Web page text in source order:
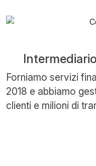
Forniamo servizi
2018 e abbiamo
clienti e milioni di